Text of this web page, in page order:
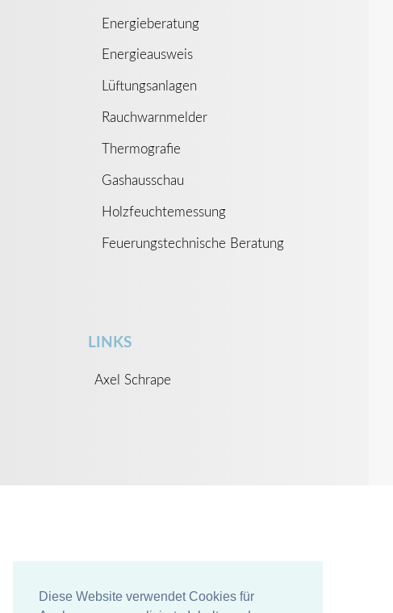
Diese Website verwendet Cookies für
Diese Website verwendet Cookies für
Energieberatung
Energieausweis
Lüftungsanlagen
Rauchwarnmelder
Thermografie
Gashausschau
Holzfeuchtemessung
Feuerungstechnische Beratung
LINKS
Axel Schrape